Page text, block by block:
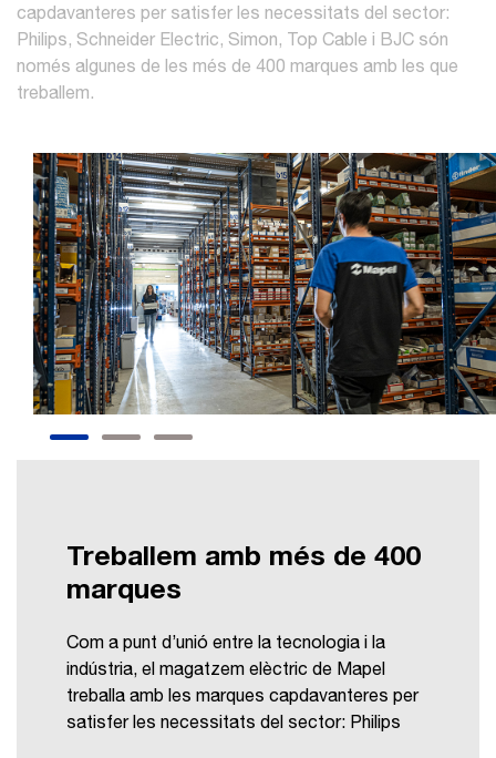
capdavanteres per satisfer les necessitats del sector:
Philips, Schneider Electric, Simon, Top Cable i BJC són
només algunes de les més de 400 marques amb les que
treballem.
Treballem amb més de 400
marques
Com a punt d’unió entre la tecnologia i la
indústria, el magatzem elèctric de Mapel
treballa amb les marques capdavanteres per
satisfer les necessitats del sector: Philips